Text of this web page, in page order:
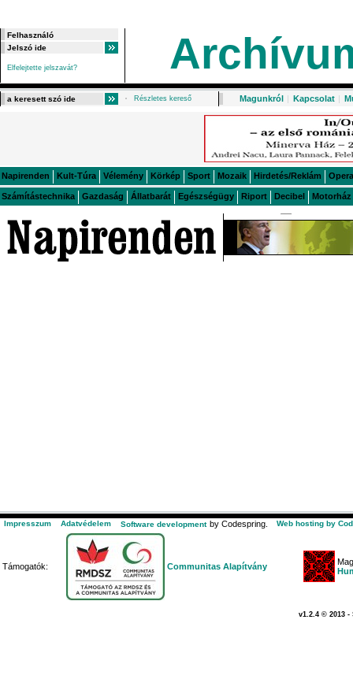
Elfelejtette jelszavát?
Részletes kereső Magunkról | Kapcsolat |
Napirenden Kult-Túra Vélemény Körkép Sport Mozaik Hirdetés/Reklám Opera
Számítástechnika Gazdaság Állatbarát Egészségügy Riport Decibel Motorház
Impresszum Adatvédelem Software development by Codespring. Web hosting by
Támogatók: Communitas Alapítvány
v1.2.4 © 2013